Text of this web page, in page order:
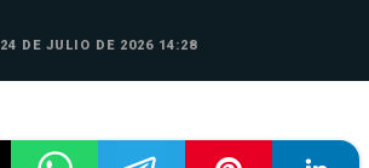
24 DE JULIO DE 2026 14:28